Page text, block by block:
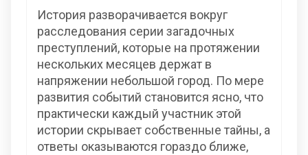
История разворачивается вокруг
расследования серии загадочных
преступлений, которые на протяжении
нескольких месяцев держат в
напряжении небольшой город. По мере
развития событий становится ясно, что
практически каждый участник этой
истории скрывает собственные тайны, а
ответы оказываются гораздо ближе,